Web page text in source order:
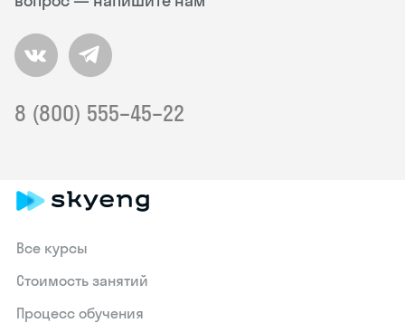
8 (800) 555–45–22
Все курсы
Стоимость занятий
Процесс обучения